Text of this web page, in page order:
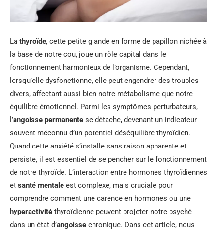
La thyroïde, cette petite glande en forme de papillon nichée à
la base de notre cou, joue un rôle capital dans le
fonctionnement harmonieux de l’organisme. Cependant,
lorsqu’elle dysfonctionne, elle peut engendrer des troubles
divers, affectant aussi bien notre métabolisme que notre
équilibre émotionnel. Parmi les symptômes perturbateurs,
l’angoisse permanente se détache, devenant un indicateur
souvent méconnu d’un potentiel déséquilibre thyroïdien.
Quand cette anxiété s’installe sans raison apparente et
persiste, il est essentiel de se pencher sur le fonctionnement
de notre thyroïde. L’interaction entre hormones thyroïdiennes
et santé mentale est complexe, mais cruciale pour
comprendre comment une carence en hormones ou une
hyperactivité thyroïdienne peuvent projeter notre psyché
dans un état d’angoisse chronique. Dans cet article, nous